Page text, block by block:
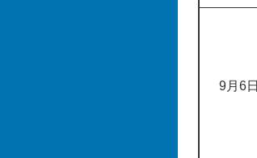
9月6日